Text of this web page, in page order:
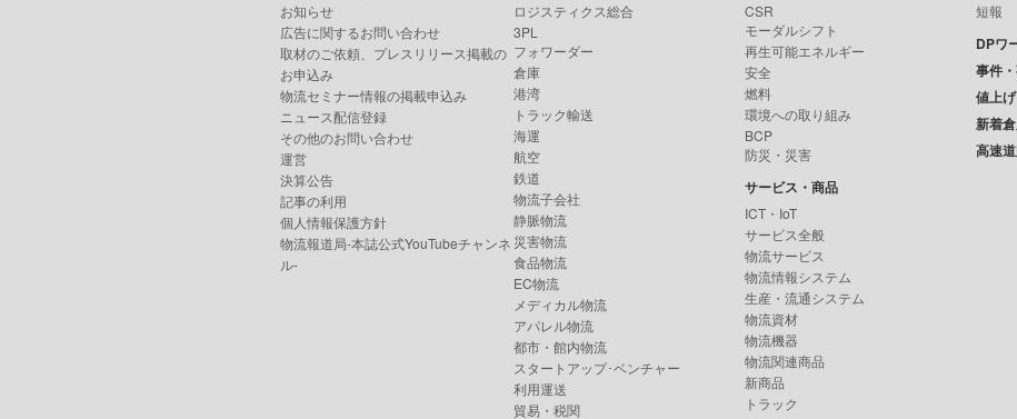
お知らせ
広告に関するお問い合わせ
取材のご依頼、プレスリリース掲載の
お申込み
物流セミナー情報の掲載申込み
ニュース配信登録
その他のお問い合わせ
運営
決算公告
記事の利用
個人情報保護方針
物流報道局-本誌公式YouTubeチャンネ
ル-
ロジスティクス総合
3PL
フォワーダー
倉庫
港湾
トラック輸送
海運
航空
鉄道
物流子会社
静脈物流
災害物流
食品物流
EC物流
メディカル物流
アパレル物流
都市・館内物流
スタートアップ･ベンチャー
利用運送
貿易・税関
CSR
モーダルシフト
再生可能エネルギー
安全
燃料
環境への取り組み
BCP
防災・災害
サービス・商品
ICT・IoT
サービス全般
物流サービス
物流情報システム
生産・流通システム
物流資材
物流機器
物流関連商品
新商品
トラック
短報
DPワ
事件
値上げ
新着
高速